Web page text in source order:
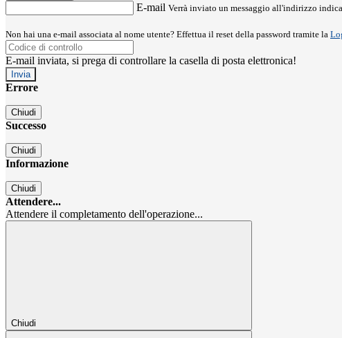
E-mail Verrà inviato un messaggio all'indirizzo
Non hai una e-mail associata al nome utente? Effettua il reset della password tramite la
E-mail inviata, si prega di controllare la casella di posta elettronica!
Errore
Chiudi
Successo
Chiudi
Informazione
Chiudi
Attendere...
Attendere il completamento dell'operazione...
Chiudi